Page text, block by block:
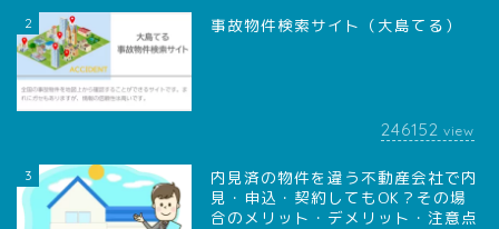
2 事故物件検索サイト（大島てる）
246152 view
3
内見済の物件を違う不動産会社で内
見・申込・契約してもOK？その場
合のメリット・デメリット・注意点